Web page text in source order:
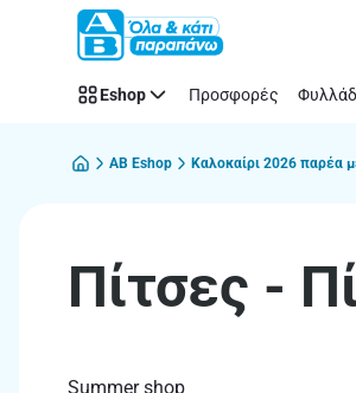
Παράλειψη
Βασιλόπουλος
Eshop Προσφορές
AB Eshop Καλοκαίρι 2026 παρέα
Πίτσες -
Summer shop